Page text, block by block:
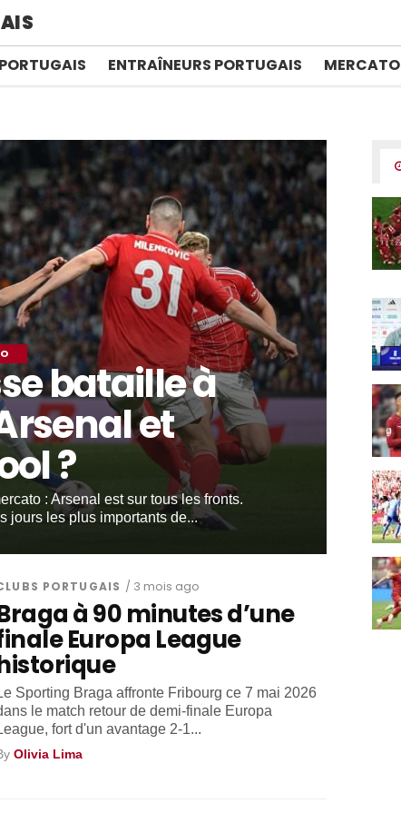
ENTRAÎNEURS PORTUGAIS MERCATO
bataille à
et
?
: Arsenal est sur tous les fronts.
jours les plus importants de...
PORTUGAIS / 3 mois ago
à 90 minutes d’une
Europa League
Sporting Braga affronte Fribourg ce 7 mai 2026
le match retour de demi-finale Europa
fort d'un avantage 2-1...
Olivia Lima